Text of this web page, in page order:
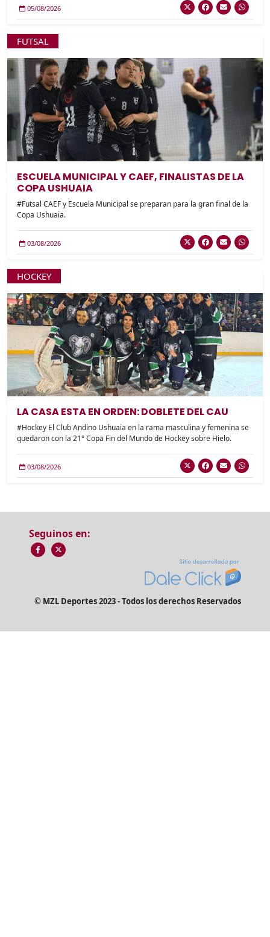
05/08/2026
FUTSAL
ESCUELA MUNICIPAL Y CAEF, FINALISTAS DE LA
COPA USHUAIA
#Futsal CAEF y Escuela Municipal se preparan para la gran final de la
Copa Ushuaia.
03/08/2026
HOCKEY
LA CASA ESTA EN ORDEN: DOBLETE DEL CAU
#Hockey El Club Andino Ushuaia en la rama masculina y femenina se
quedaron con la 21° Copa Fin del Mundo de Hockey sobre Hielo.
03/08/2026
Seguinos en:
© MZL Deportes 2023 - Todos los derechos Reservados